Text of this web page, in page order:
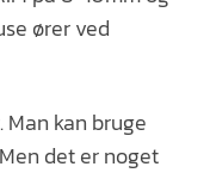
ører ved
kan bruge
det er noget